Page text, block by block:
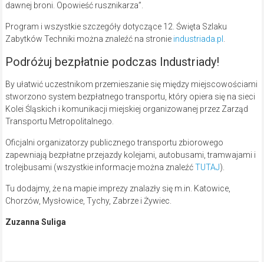
dawnej broni. Opowieść rusznikarza”.
Program i wszystkie szczegóły dotyczące 12. Święta Szlaku
Zabytków Techniki można znaleźć na stronie industriada.pl
Podróżuj bezpłatnie podczas Industriady!
By ułatwić uczestnikom przemieszanie się między miejscowościami
stworzono system bezpłatnego transportu, który opiera się na sieci
Kolei Śląskich i komunikacji miejskiej organizowanej przez Zarząd
Transportu Metropolitalnego.
Oficjalni organizatorzy publicznego transportu zbiorowego
zapewniają bezpłatne przejazdy kolejami, autobusami, tramwajami i
trolejbusami (wszystkie informacje można znaleźćTUTAJ).
Tu dodajmy, że na mapie imprezy znalazły się m.in. Katowice,
Chorzów, Mysłowice, Tychy, Zabrze i Żywiec.
Zuzanna Suliga